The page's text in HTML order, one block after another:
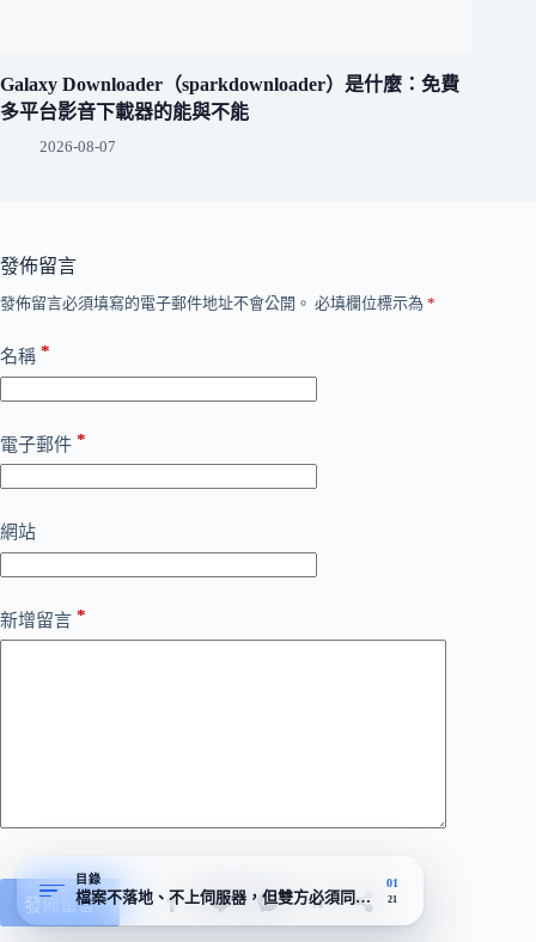
Galaxy Downloader（sparkdownloader）是什麼：免費
多平台影音下載器的能與不能
2026-08-07
發佈留言
發佈留言必須填寫的電子郵件地址不會公開。 必填欄位標示為 *
名稱 *
電子郵件 *
網站
新增留言 *
發佈留言
目錄
檔案不落地、不上伺服器，但雙方必須同時上線
01
21